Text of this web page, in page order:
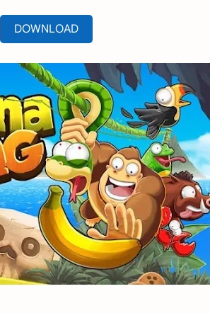
DOWNLOAD